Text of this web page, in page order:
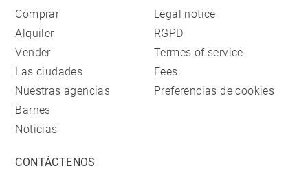
Comprar
Alquiler
Vender
Las ciudades
Nuestras agencias
Barnes
Noticias
Legal notice
RGPD
Termes of service
Fees
Preferencias de cookies
CONTÁCTENOS